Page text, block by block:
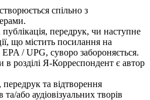
спільно з
передрук, чи наступне
що містить посилання на
/ UPG, суворо забороняється.
в розділі Я-Корреспондент є автор
та відтворення
або аудіовізуальних творів